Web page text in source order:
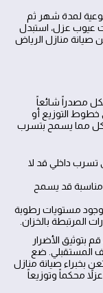
لمدة شهر ثم
عيوب عزل، استبدل
صيانة منازل الرياض
مصدراً شائعاً
التوزيع أو
مما يسمح بتسرب
تسرب داخلي قد لا
مناسبة قد يسمح
مستويات رطوبة
المرتبطة بالخزان.
بتوثيق الأضرار
المستقبلي. ضع
بخبراء صيانة منازل
محكماً وتوزيعاً